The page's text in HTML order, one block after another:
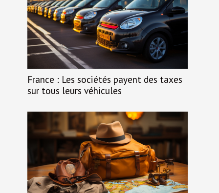
France : Les sociétés payent des taxes
sur tous leurs véhicules